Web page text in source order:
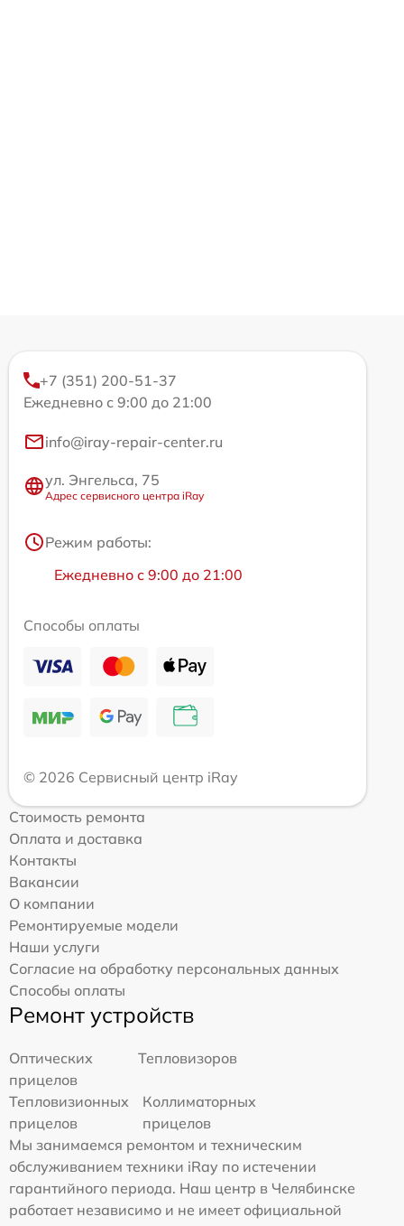
+7 (351) 200-51-37
Ежедневно с 9:00 до 21:00
info@iray-repair-center.ru
ул. Энгельса, 75
Адрес сервисного центра iRay
Режим работы:
Ежедневно с 9:00 до 21:00
Способы оплаты
© 2026 Сервисный центр iRay
Стоимость ремонта
Оплата и доставка
Контакты
Вакансии
О компании
Ремонтируемые модели
Наши услуги
Согласие на обработку персональных данных
Способы оплаты
Ремонт устройств
Оптических
прицелов
Тепловизоров
Тепловизионных
прицелов
Коллиматорных
прицелов
Мы занимаемся ремонтом и техническим
обслуживанием техники iRay по истечении
гарантийного периода. Наш центр в Челябинске
работает независимо и не имеет официальной